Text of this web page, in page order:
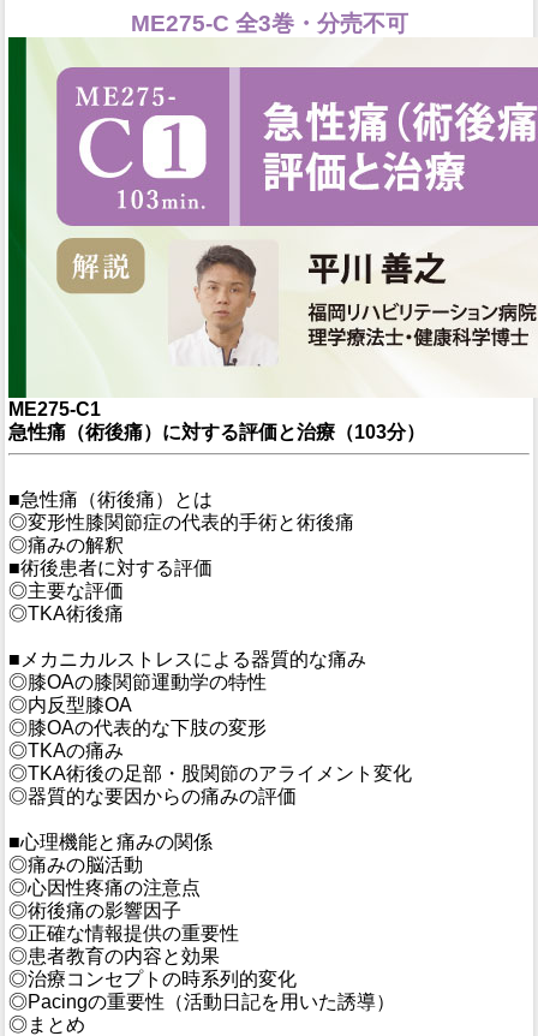
ME275-C 全3巻・分売不可
ME275-C1
急性痛（術後痛）に対する評価と治療（103分）
■急性痛（術後痛）とは
◎変形性膝関節症の代表的手術と術後痛
◎痛みの解釈
■術後患者に対する評価
◎主要な評価
◎TKA術後痛
■メカニカルストレスによる器質的な痛み
◎膝OAの膝関節運動学の特性
◎内反型膝OA
◎膝OAの代表的な下肢の変形
◎TKAの痛み
◎TKA術後の足部・股関節のアライメント変化
◎器質的な要因からの痛みの評価
■心理機能と痛みの関係
◎痛みの脳活動
◎心因性疼痛の注意点
◎術後痛の影響因子
◎正確な情報提供の重要性
◎患者教育の内容と効果
◎治療コンセプトの時系列的変化
◎Pacingの重要性（活動日記を用いた誘導）
◎まとめ